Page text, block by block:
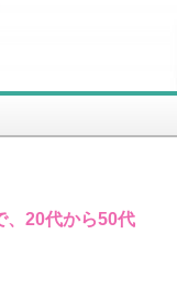
、20代から50代